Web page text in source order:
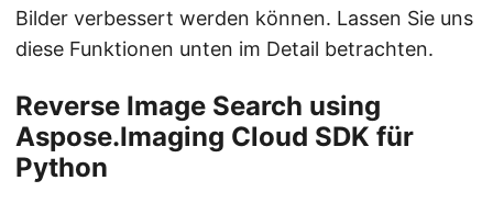
Bilder verbessert werden können. Lassen Sie uns
diese Funktionen unten im Detail betrachten.
Reverse Image Search using
Aspose.Imaging Cloud SDK für
Python